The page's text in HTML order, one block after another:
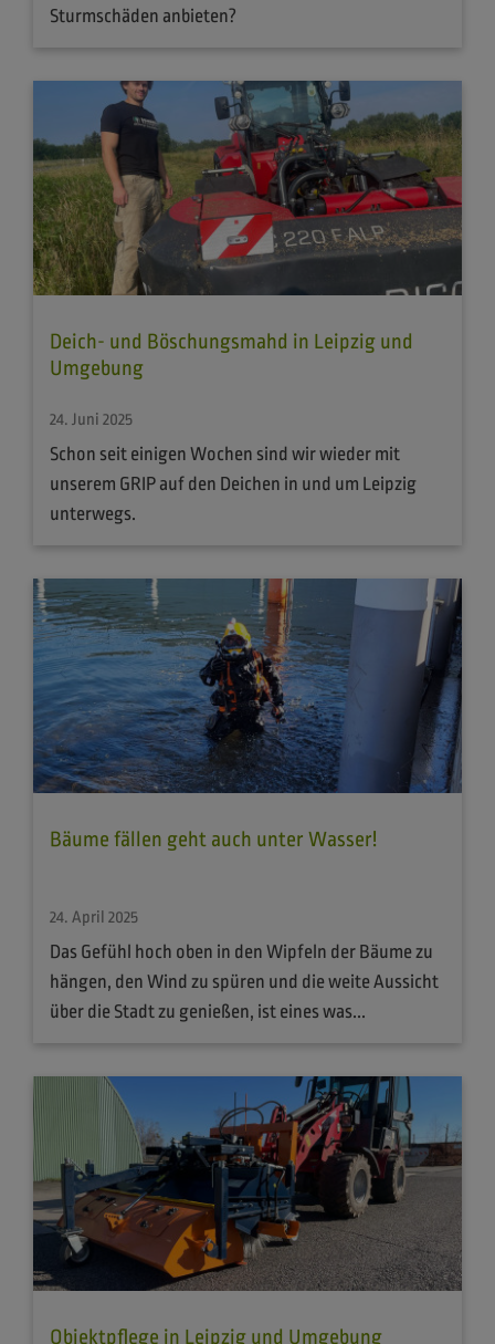
Sturmschäden anbieten?
Deich- und Böschungsmahd in Leipzig und
Umgebung
24. Juni 2025
Schon seit einigen Wochen sind wir wieder mit
unserem GRIP auf den Deichen in und um Leipzig
unterwegs.
Bäume fällen geht auch unter Wasser!
24. April 2025
Das Gefühl hoch oben in den Wipfeln der Bäume zu
hängen, den Wind zu spüren und die weite Aussicht
über die Stadt zu genießen, ist eines was...
Objektpflege in Leipzig und Umgebung